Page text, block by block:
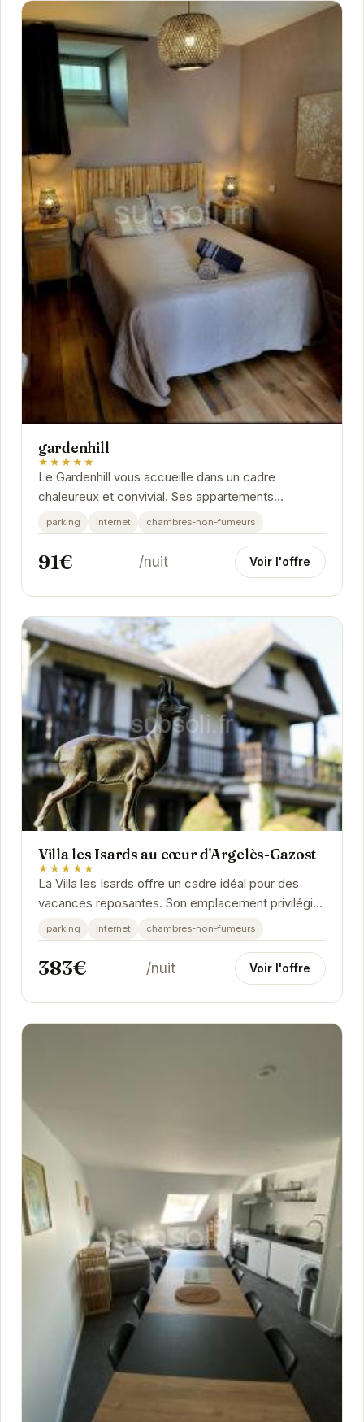
gardenhill
★★★★★
Le Gardenhill vous accueille dans un cadre
chaleureux et convivial. Ses appartements
confortables et bien équipés vous garantissent un
séjour...
parking internet chambres-non-fumeurs
91€ /nuit Voir l'offre
Villa les Isards au cœur d'Argelès-Gazost
★★★★★
La Villa les Isards offre un cadre idéal pour des
vacances reposantes. Son emplacement privilégié
au cœur d'Argelès-Gazost permet un accès...
parking internet chambres-non-fumeurs
383€ /nuit Voir l'offre